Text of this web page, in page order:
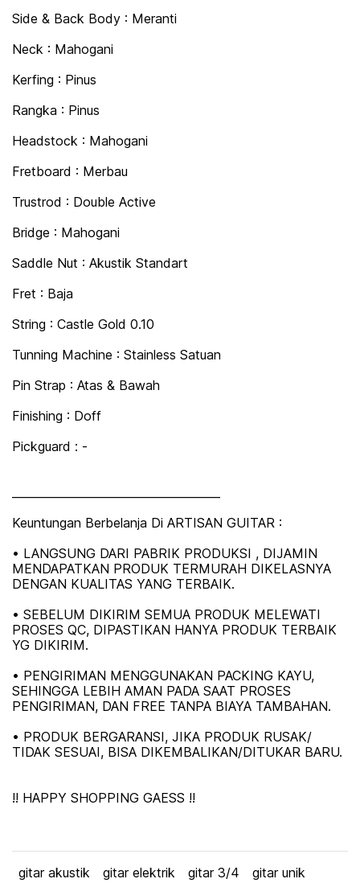
Side & Back Body : Meranti
Neck : Mahogani
Kerfing : Pinus
Rangka : Pinus
Headstock : Mahogani
Fretboard : Merbau
Trustrod : Double Active
Bridge : Mahogani
Saddle Nut : Akustik Standart
Fret : Baja
String : Castle Gold 0.10
Tunning Machine : Stainless Satuan
Pin Strap : Atas & Bawah
Finishing : Doff
Pickguard : -
Keuntungan Berbelanja Di ARTISAN GUITAR :
• LANGSUNG DARI PABRIK PRODUKSI , DIJAMIN
MENDAPATKAN PRODUK TERMURAH DIKELASNYA
DENGAN KUALITAS YANG TERBAIK.
• SEBELUM DIKIRIM SEMUA PRODUK MELEWATI
PROSES QC, DIPASTIKAN HANYA PRODUK TERBAIK
YG DIKIRIM.
• PENGIRIMAN MENGGUNAKAN PACKING KAYU,
SEHINGGA LEBIH AMAN PADA SAAT PROSES
PENGIRIMAN, DAN FREE TANPA BIAYA TAMBAHAN.
• PRODUK BERGARANSI, JIKA PRODUK RUSAK/
TIDAK SESUAI, BISA DIKEMBALIKAN/DITUKAR BARU.
!! HAPPY SHOPPING GAESS !!
gitar akustik gitar elektrik gitar 3/4
gitar unik